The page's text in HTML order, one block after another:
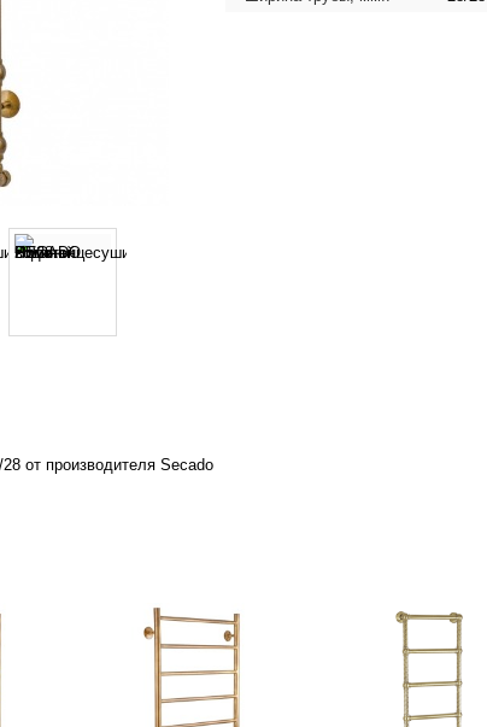
от производителя Secado